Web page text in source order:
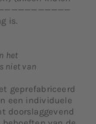
is.
het
niet van
geprefabriceerd
een individuele
doorslaggevend